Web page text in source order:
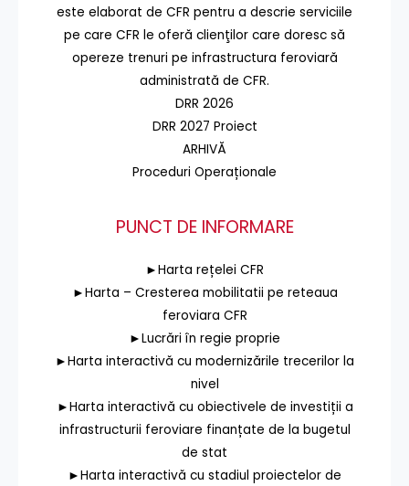
este elaborat de CFR pentru a descrie serviciile
pe care CFR le oferă clienţilor care doresc să
opereze trenuri pe infrastructura feroviară
administrată de CFR.
DRR 2026
DRR 2027 Proiect
ARHIVĂ
Proceduri Operaționale
PUNCT DE INFORMARE
►Harta rețelei CFR
►Harta – Cresterea mobilitatii pe reteaua
feroviara CFR
►Lucrări în regie proprie
►Harta interactivă cu modernizările trecerilor la
nivel
►Harta interactivă cu obiectivele de investiții a
infrastructurii feroviare finanțate de la bugetul
de stat
►Harta interactivă cu stadiul proiectelor de